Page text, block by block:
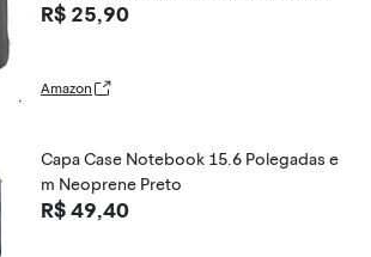
ento para HD Externo, Material Sintétic
R$ 25,90
Amazon
Capa Case Notebook 15.6 Polegadas e
m Neoprene Preto
R$ 49,40